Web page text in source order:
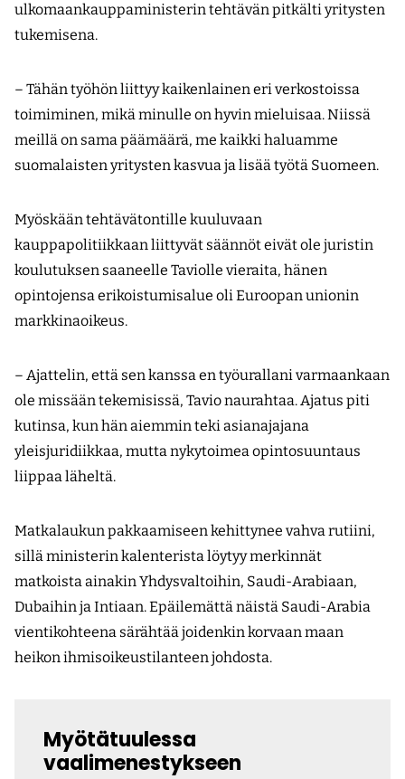
ulkomaankauppaministerin tehtävän pitkälti yritysten
tukemisena.
– Tähän työhön liittyy kaikenlainen eri verkostoissa
toimiminen, mikä minulle on hyvin mieluisaa. Niissä
meillä on sama päämäärä, me kaikki haluamme
suomalaisten yritysten kasvua ja lisää työtä Suomeen.
Myöskään tehtävätontille kuuluvaan
kauppapolitiikkaan liittyvät säännöt eivät ole juristin
koulutuksen saaneelle Taviolle vieraita, hänen
opintojensa erikoistumisalue oli Euroopan unionin
markkinaoikeus.
– Ajattelin, että sen kanssa en työurallani varmaankaan
ole missään tekemisissä, Tavio naurahtaa. Ajatus piti
kutinsa, kun hän aiemmin teki asianajajana
yleisjuridiikkaa, mutta nykytoimea opintosuuntaus
liippaa läheltä.
Matkalaukun pakkaamiseen kehittynee vahva rutiini,
sillä ministerin kalenterista löytyy merkinnät
matkoista ainakin Yhdysvaltoihin, Saudi-Arabiaan,
Dubaihin ja Intiaan. Epäilemättä näistä Saudi-Arabia
vientikohteena särähtää joidenkin korvaan maan
heikon ihmisoikeustilanteen johdosta.
Myötätuulessa
vaalimenestykseen